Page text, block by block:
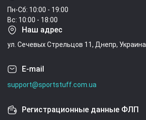
Пн-Сб: 10:00 - 19:00
Вс: 10:00 - 18:00
Наш адрес
ул. Сечевых Стрельцов 11, Днепр, Украина
E-mail
support@sportstuff.com.ua
Регистрационные данные ФЛП